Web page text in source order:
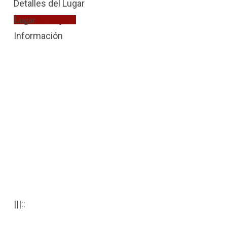
Detalles del Lugar
LugarExtranjería
Información
|||::